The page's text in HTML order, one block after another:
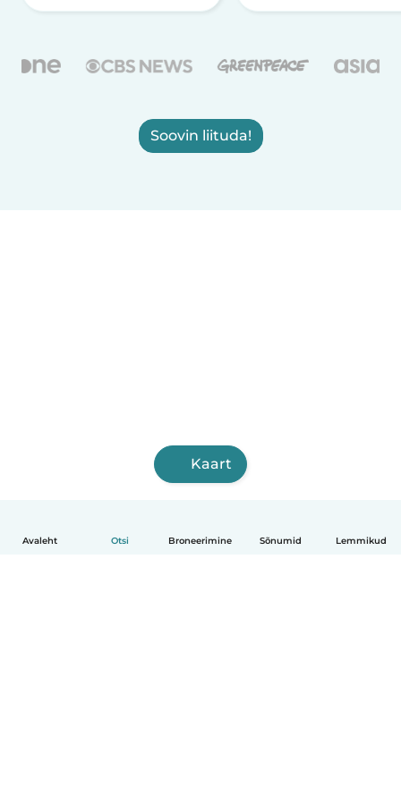
Avaleht Otsi Broneerimine Sõnumid Lemmikud
Soovin liituda!
Kaart